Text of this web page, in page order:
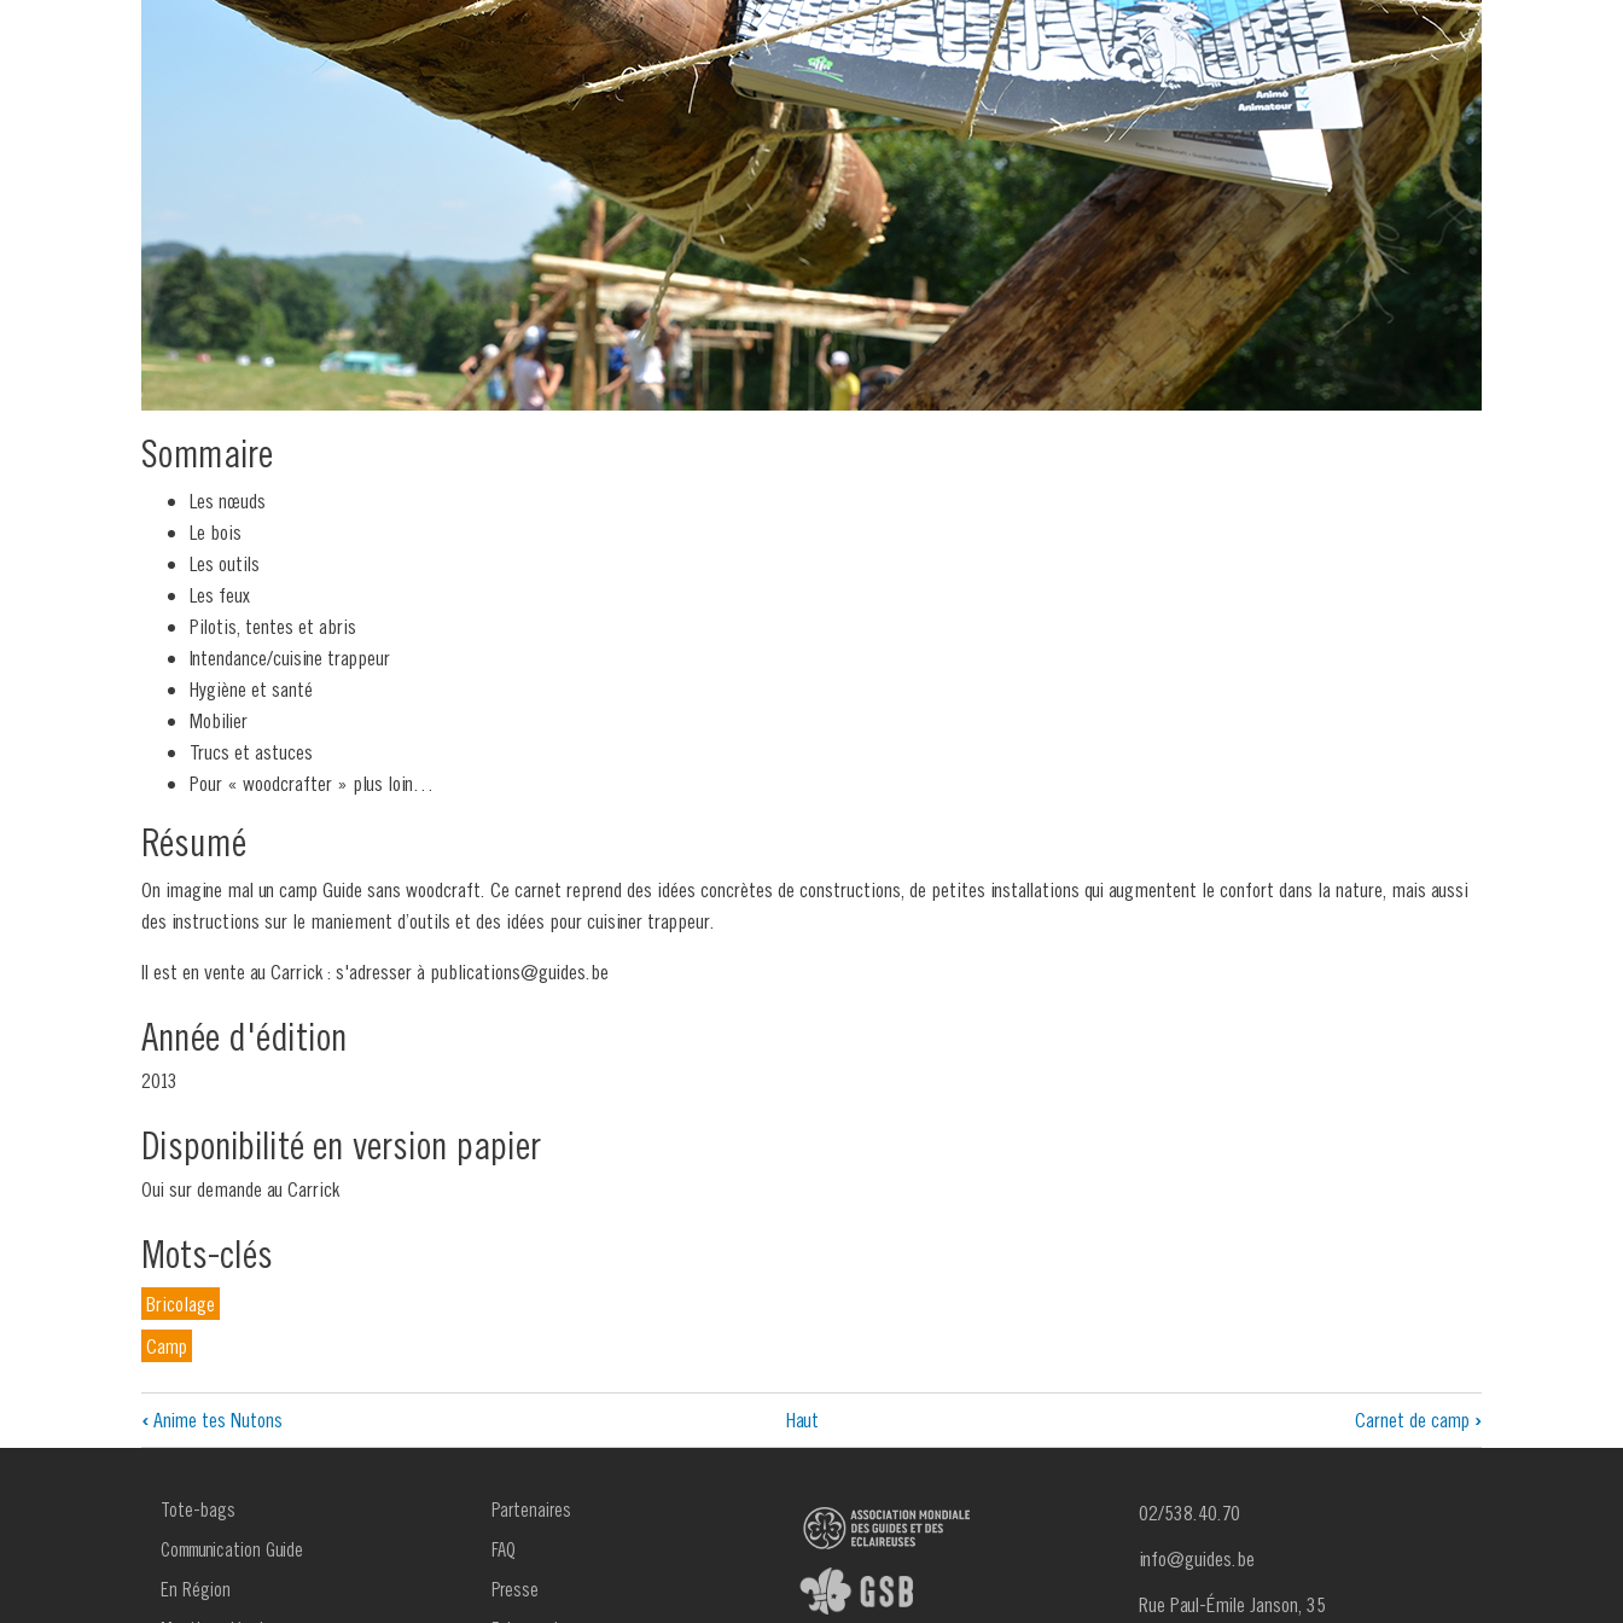
Sommaire
Les nœuds
Le bois
Les outils
Les feux
Pilotis, tentes et abris
Intendance/cuisine trappeur
Hygiène et santé
Mobilier
Trucs et astuces
Pour « woodcrafter » plus loin…
Résumé
On imagine mal un camp Guide sans woodcraft. Ce carnet reprend des idées concrètes de constructions, de petites installations qui augmentent le confort dans la nature, mais aussi
des instructions sur le maniement d’outils et des idées pour cuisiner trappeur.
Il est en vente au Carrick : s'adresser à publications@guides.be
Année d'édition
2013
Disponibilité en version papier
Oui sur demande au Carrick
Mots-clés
Bricolage
Camp
Liens
transversaux
de
livre
pour
‹Anime tes Nutons Haut Carnet de camp ›
MENU
FOOTER
Tote-bags
Communication Guide
En Région
MENU
FOOTER
Partenaires
FAQ
Presse
02/538.40.70
info@guides.be
Rue Paul-Émile Janson, 35